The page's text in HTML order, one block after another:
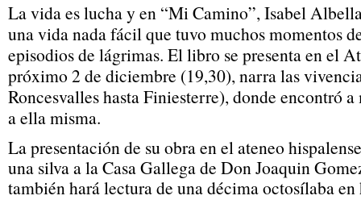
La vida es lucha y en “Mi Camino”, Isabel
una vida nada fácil que tuvo muchos momentos
episodios de lágrimas. El libro se presenta en el
próximo 2 de diciembre (19,30), narra las
Roncesvalles hasta Finiesterre), donde encontró
a ella misma.
La presentación de su obra en el ateneo
una silva a la Casa Gallega de Don Joaquin
también hará lectura de una décima octosílaba en